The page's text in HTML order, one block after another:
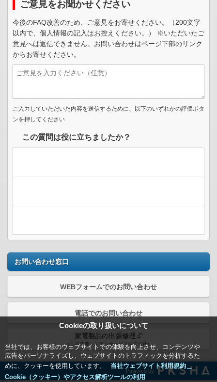
Cookieの取り扱いについて
当社では、お客様のウェブサイトでの体験を向上させ、コンテンツや
広告をパーソナライズし、ウェブサイトのトラフィックを分析するた
めに、クッキーを使用しています。
当社ウェブサイト利用規約＿
Cookie（クッキー）やアクセス解析ツールの利用
ご意見をお聞かせください
今後のFAQ改善のため、ご意見をお寄せください。（200文字
以内で、個人情報の記入はお控えください。） ※いただいたご
意見へは返信できません。お問い合わせはページ下部のリンク
からお寄せください。
ご入力していただいた内容を送信するために、以下のいずれかの評価ボタ
ンを押してください
この質問は役に立ちましたか？
お問い合わせ窓口
WEBフォームでのお問い合わせ
電話でのお問い合わせ
家電製品の出張修理
（三菱電機システムサービス株式会社）
Powered by